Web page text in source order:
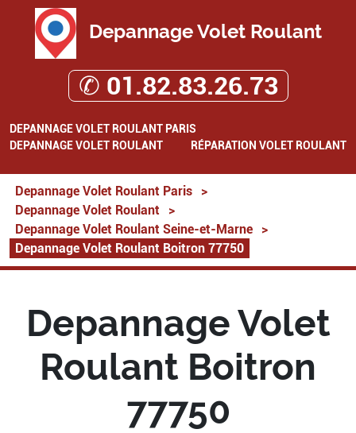
Depannage Volet Roulant
✆ 01.82.83.26.73
DEPANNAGE VOLET ROULANT PARIS
DEPANNAGE VOLET ROULANT
RÉPARATION VOLET ROULANT
Depannage Volet Roulant Paris
>
Depannage Volet Roulant
>
Depannage Volet Roulant Seine-et-Marne
>
Depannage Volet Roulant Boitron 77750
Depannage Volet
Roulant Boitron
77750